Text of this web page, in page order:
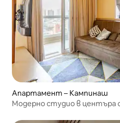
Апартамент – Кампинаш
Модерно студио в центъра